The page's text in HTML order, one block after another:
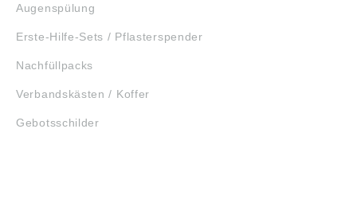
Augenspülung
Erste-Hilfe-Sets / Pflasterspender
Nachfüllpacks
Verbandskästen / Koffer
Gebotsschilder